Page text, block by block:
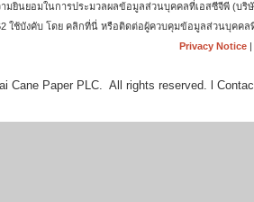
มยินยอมในการประมวลผลข้อมูลส่วนบุคคลที่เอสซีจีพี (บ
ใช้บังคับ โดย คลิกที่นี่ หรือติดต่อผู้ควบคุมข้อมูลส่วนบุคคล
Privacy Notice|
Cane Paper PLC. All rights reserved. l